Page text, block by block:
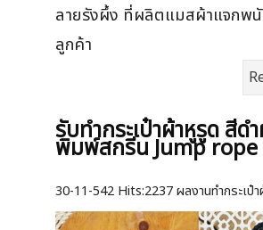
ลายรังผึ้ง ที่ผลิตแมสผ้าแจกพนั
ลูกค้า
รับทำกระเป๋าผ้าหูรูด สีด
พิมพ์สกรีน Jump rope
30-11-542 Hits:2237 ผลงานทำกระเป๋า